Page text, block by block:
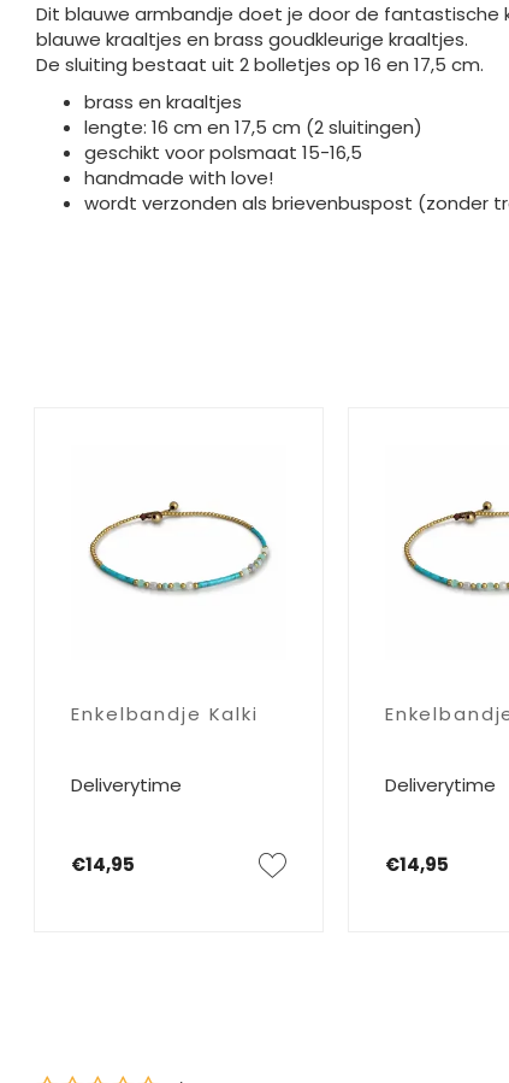
Dit blauwe armbandje doet je door de
blauwe kraaltjes en brass goudkleurige kraaltjes.
De sluiting bestaat uit 2 bolletjes op 16 en 17,5 cm.
brass en kraaltjes
lengte: 16 cm en 17,5 cm (2 sluitingen)
geschikt voor polsmaat 15-16,5
handmade with love!
wordt verzonden als brievenbuspost (zonder
Enkelbandje Kalki
Deliverytime
€14,95
Deliverytime
€14,95